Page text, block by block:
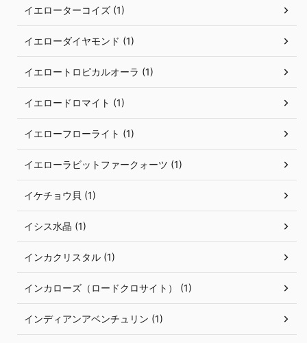
イエローターコイズ (1)
イエローダイヤモンド (1)
イエロートロピカルオーラ (1)
イエロードロマイト (1)
イエローフローライト (1)
イエローラビットファークォーツ (1)
イケチョウ貝 (1)
イシス水晶 (1)
インカクリスタル (1)
インカローズ（ロードクロサイト） (1)
インディアンアベンチュリン (1)